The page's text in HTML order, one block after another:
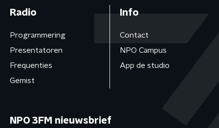
Radio
Programmering
Presentatoren
Frequenties
Gemist
Info
Contact
NPO Campus
App de studio
NPO 3FM nieuwsbrief